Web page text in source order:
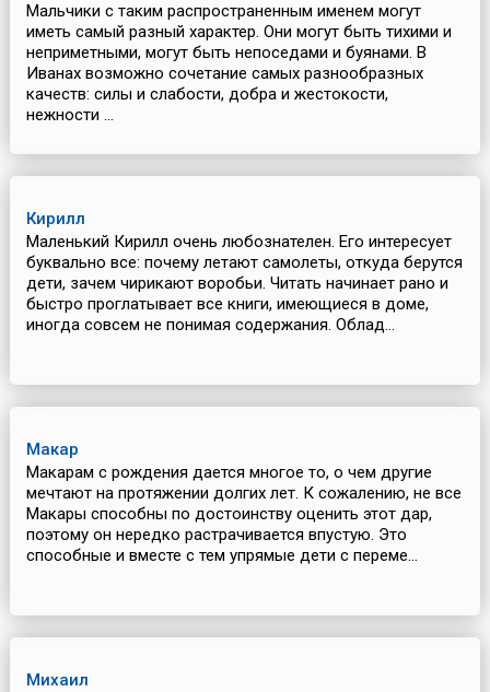
Мальчики с таким распространенным именем могут
иметь самый разный характер. Они могут быть тихими и
неприметными, могут быть непоседами и буянами. В
Иванах возможно сочетание самых разнообразных
качеств: силы и слабости, добра и жестокости,
нежности ...
Кирилл
Маленький Кирилл очень любознателен. Его интересует
буквально все: почему летают самолеты, откуда берутся
дети, зачем чирикают воробьи. Читать начинает рано и
быстро проглатывает все книги, имеющиеся в доме,
иногда совсем не понимая содержания. Облад...
Макар
Макарам с рождения дается многое то, о чем другие
мечтают на протяжении долгих лет. К сожалению, не все
Макары способны по достоинству оценить этот дар,
поэтому он нередко растрачивается впустую. Это
способные и вместе с тем упрямые дети с переме...
Михаил